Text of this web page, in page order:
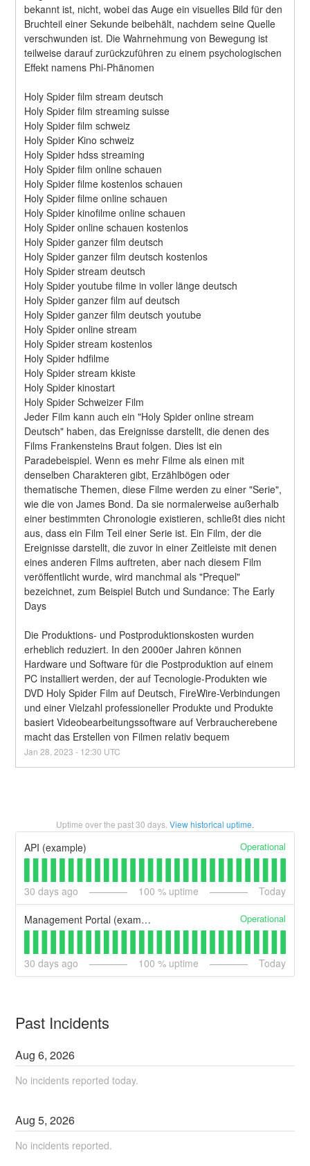
bekannt ist, nicht, wobei das Auge ein visuelles Bild für den
Bruchteil einer Sekunde beibehält, nachdem seine Quelle
verschwunden ist. Die Wahrnehmung von Bewegung ist
teilweise darauf zurückzuführen zu einem psychologischen
Effekt namens Phi-Phänomen
Holy Spider film stream deutsch
Holy Spider film streaming suisse
Holy Spider film schweiz
Holy Spider Kino schweiz
Holy Spider hdss streaming
Holy Spider film online schauen
Holy Spider filme kostenlos schauen
Holy Spider filme online schauen
Holy Spider kinofilme online schauen
Holy Spider online schauen kostenlos
Holy Spider ganzer film deutsch
Holy Spider ganzer film deutsch kostenlos
Holy Spider stream deutsch
Holy Spider youtube filme in voller länge deutsch
Holy Spider ganzer film auf deutsch
Holy Spider ganzer film deutsch youtube
Holy Spider online stream
Holy Spider stream kostenlos
Holy Spider hdfilme
Holy Spider stream kkiste
Holy Spider kinostart
Holy Spider Schweizer Film
Jeder Film kann auch ein "Holy Spider online stream
Deutsch" haben, das Ereignisse darstellt, die denen des
Films Frankensteins Braut folgen. Dies ist ein
Paradebeispiel. Wenn es mehr Filme als einen mit
denselben Charakteren gibt, Erzählbögen oder
thematische Themen, diese Filme werden zu einer "Serie",
wie die von James Bond. Da sie normalerweise außerhalb
einer bestimmten Chronologie existieren, schließt dies nicht
aus, dass ein Film Teil einer Serie ist. Ein Film, der die
Ereignisse darstellt, die zuvor in einer Zeitleiste mit denen
eines anderen Films auftreten, aber nach diesem Film
veröffentlicht wurde, wird manchmal als "Prequel"
bezeichnet, zum Beispiel Butch und Sundance: The Early
Days
Die Produktions- und Postproduktionskosten wurden
erheblich reduziert. In den 2000er Jahren können
Hardware und Software für die Postproduktion auf einem
PC installiert werden, der auf Tecnologie-Produkten wie
DVD Holy Spider Film auf Deutsch, FireWire-Verbindungen
und einer Vielzahl professioneller Produkte und Produkte
basiert Videobearbeitungssoftware auf Verbraucherebene
macht das Erstellen von Filmen relativ bequem
Jan28 ,2023 - 12:30 UTC
Uptime over the past30 days. View historical uptime.
API (example) Operational
30 days ago 100 % uptime Today
Management Portal (example) Operational
30 days ago 100 % uptime Today
Past Incidents
Aug6,2026
No incidents reported today.
Aug5,2026
No incidents reported.